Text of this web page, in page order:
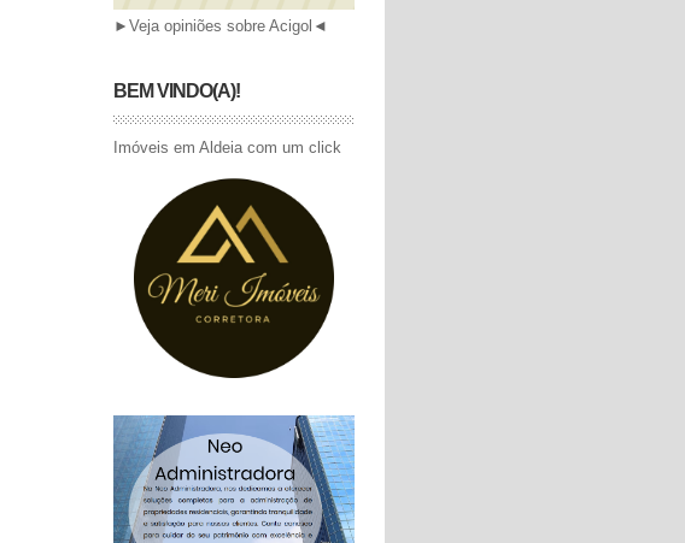
► Veja opiniões sobre Acigol ◄
BEM VINDO(A)!
Imóveis em Aldeia com um click